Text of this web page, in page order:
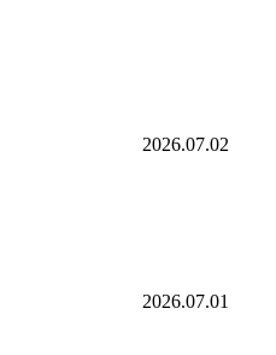
2026.07.02
2026.07.01